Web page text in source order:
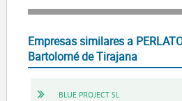
Empresas similares a
Bartolomé de Tirajana
BLUE PROJECT SL